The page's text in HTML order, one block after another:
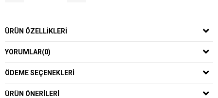
ÜRÜN ÖZELLIKLERI
YORUMLAR(0)
ÖDEME SEÇENEKLERI
ÜRÜN ÖNERILERI